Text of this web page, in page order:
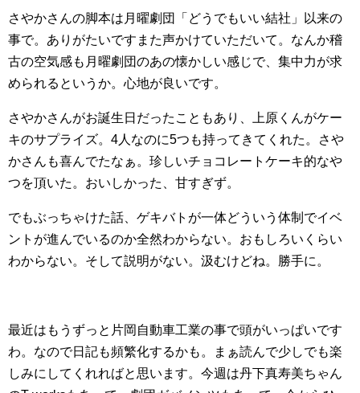
さやかさんの脚本は月曜劇団「どうでもいい結社」以来の
事で。ありがたいですまた声かけていただいて。なんか稽
古の空気感も月曜劇団のあの懐かしい感じで、集中力が求
められるというか。心地が良いです。
さやかさんがお誕生日だったこともあり、上原くんがケー
キのサプライズ。4人なのに5つも持ってきてくれた。さや
かさんも喜んでたなぁ。珍しいチョコレートケーキ的なや
つを頂いた。おいしかった、甘すぎず。
でもぶっちゃけた話、ゲキバトが一体どういう体制でイベ
ントが進んでいるのか全然わからない。おもしろいくらい
わからない。そして説明がない。汲むけどね。勝手に。
最近はもうずっと片岡自動車工業の事で頭がいっぱいです
わ。なので日記も頻繁化するかも。まぁ読んで少しでも楽
しみにしてくれればと思います。今週は丹下真寿美ちゃん